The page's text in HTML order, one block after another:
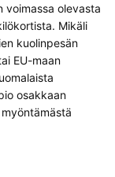
olevasta
Mikäli
kuolinpesän
EU-maan
osakkaan